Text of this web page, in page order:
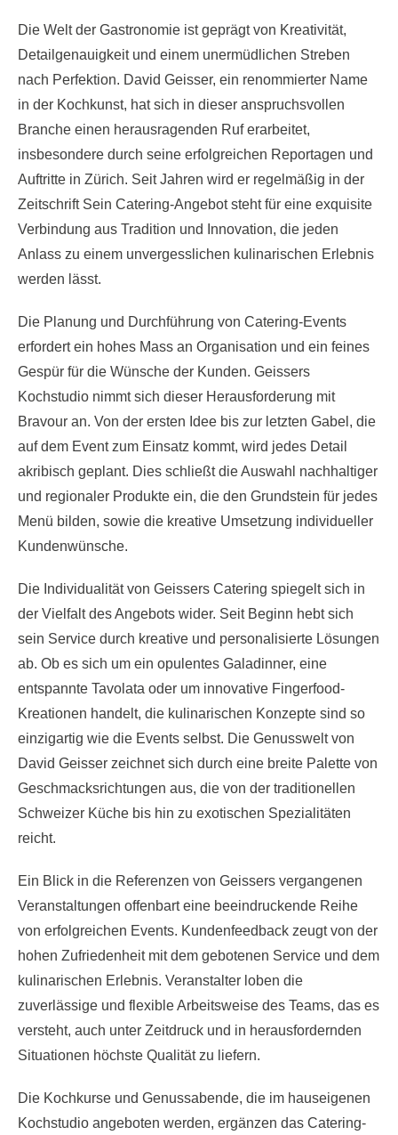
Die Welt der Gastronomie ist geprägt von Kreativität,
Detailgenauigkeit und einem unermüdlichen Streben
nach Perfektion. David Geisser, ein renommierter Name
in der Kochkunst, hat sich in dieser anspruchsvollen
Branche einen herausragenden Ruf erarbeitet,
insbesondere durch seine erfolgreichen Reportagen und
Auftritte in Zürich. Seit Jahren wird er regelmäßig in der
Zeitschrift Sein Catering-Angebot steht für eine exquisite
Verbindung aus Tradition und Innovation, die jeden
Anlass zu einem unvergesslichen kulinarischen Erlebnis
werden lässt.
Die Planung und Durchführung von Catering-Events
erfordert ein hohes Mass an Organisation und ein feines
Gespür für die Wünsche der Kunden. Geissers
Kochstudio nimmt sich dieser Herausforderung mit
Bravour an. Von der ersten Idee bis zur letzten Gabel, die
auf dem Event zum Einsatz kommt, wird jedes Detail
akribisch geplant. Dies schließt die Auswahl nachhaltiger
und regionaler Produkte ein, die den Grundstein für jedes
Menü bilden, sowie die kreative Umsetzung individueller
Kundenwünsche.
Die Individualität von Geissers Catering spiegelt sich in
der Vielfalt des Angebots wider. Seit Beginn hebt sich
sein Service durch kreative und personalisierte Lösungen
ab. Ob es sich um ein opulentes Galadinner, eine
entspannte Tavolata oder um innovative Fingerfood-
Kreationen handelt, die kulinarischen Konzepte sind so
einzigartig wie die Events selbst. Die Genusswelt von
David Geisser zeichnet sich durch eine breite Palette von
Geschmacksrichtungen aus, die von der traditionellen
Schweizer Küche bis hin zu exotischen Spezialitäten
reicht.
Ein Blick in die Referenzen von Geissers vergangenen
Veranstaltungen offenbart eine beeindruckende Reihe
von erfolgreichen Events. Kundenfeedback zeugt von der
hohen Zufriedenheit mit dem gebotenen Service und dem
kulinarischen Erlebnis. Veranstalter loben die
zuverlässige und flexible Arbeitsweise des Teams, das es
versteht, auch unter Zeitdruck und in herausfordernden
Situationen höchste Qualität zu liefern.
Die Kochkurse und Genussabende, die im hauseigenen
Kochstudio angeboten werden, ergänzen das Catering-